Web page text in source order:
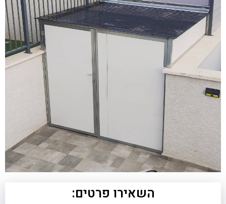
השאירו פרטים: